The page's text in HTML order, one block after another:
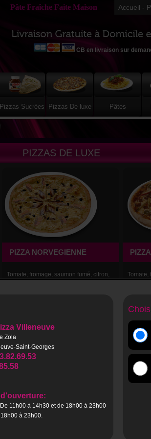
Pâte Fraîche Faite Maison Accueil -
CB en livraison sur
Pizzas Sucrées Pizzas De luxe Pâtes
PIZZAS DE LUXE
PIZZA NORVEGIENNE
Tomate, fromage, saumon fumé, citron, Tomate,